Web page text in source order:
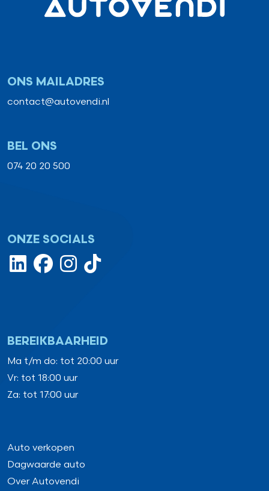
ONS MAILADRES
contact@autovendi.nl
BEL ONS
074 20 20 500
ONZE SOCIALS
BEREIKBAARHEID
Ma t/m do: tot 20:00 uur
Vr: tot 18:00 uur
Za: tot 17:00 uur
Auto verkopen
Dagwaarde auto
Over Autovendi